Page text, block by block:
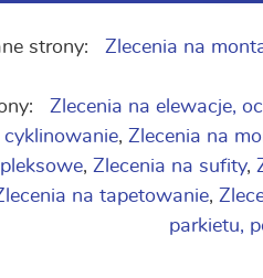
strony: Zlecenia na
Zlecenia na elewacje,
cyklinowanie, Zlecenia na
, Zlecenia na sufity,
na tapetowanie,
parkietu,